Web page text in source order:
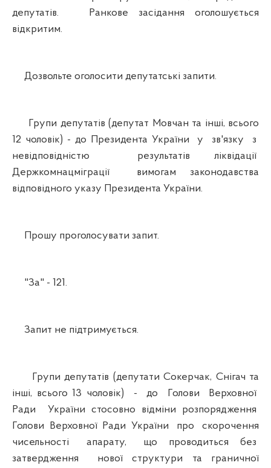
депутатів. Ранкове засідання оголошується
відкритим.
Дозвольте оголосити депутатські запити.
Групи депутатів (депутат Мовчан та інші, всього
12 чоловік) - до Президента України у зв'язку з
невідповідністю результатів ліквідації
Держкомнацміграції вимогам законодавства
відповідного указу Президента України.
Прошу проголосувати запит.
"За" - 121.
Запит не підтримується.
Групи депутатів (депутати Сокерчак, Снігач та
інші, всього 13 чоловік) - до Голови Верховної
Ради України стосовно відміни розпорядження
Голови Верховної Ради України про скорочення
чисельності апарату, що проводиться без
затвердження нової структури та граничної